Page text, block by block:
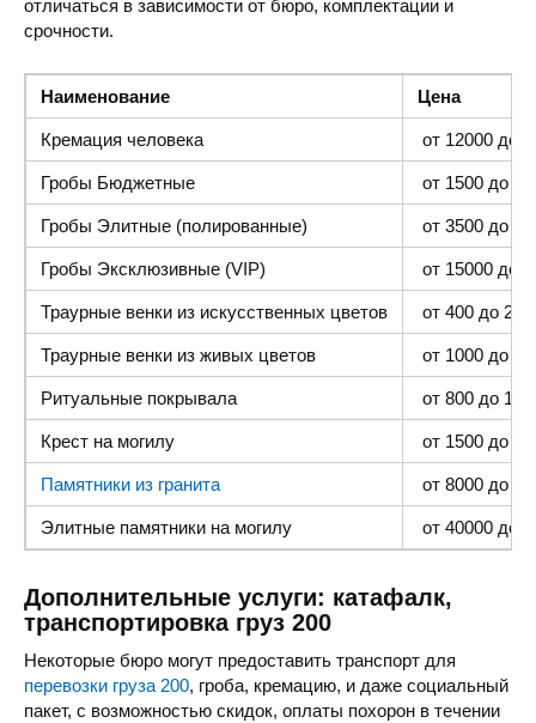
отличаться в зависимости от бюро, комплектации и
срочности.
Наименование Цена
Кремация человека от 12000 до
Гробы Бюджетные от 1500 до
Гробы Элитные (полированные) от 3500 до
Гробы Эксклюзивные (VIP) от 15000 до
Траурные венки из искусственных цветов от 400 до
Траурные венки из живых цветов от 1000 до
Ритуальные покрывала от 800 до
Крест на могилу от 1500 до
Памятники из гранита от 8000 до 25
Элитные памятники на могилу от 40000 до
Дополнительные услуги: катафалк,
транспортировка груз 200
Некоторые бюро могут предоставить транспорт для
перевозки груза 200, гроба, кремацию, и даже социальный
пакет, с возможностью скидок, оплаты похорон в течении